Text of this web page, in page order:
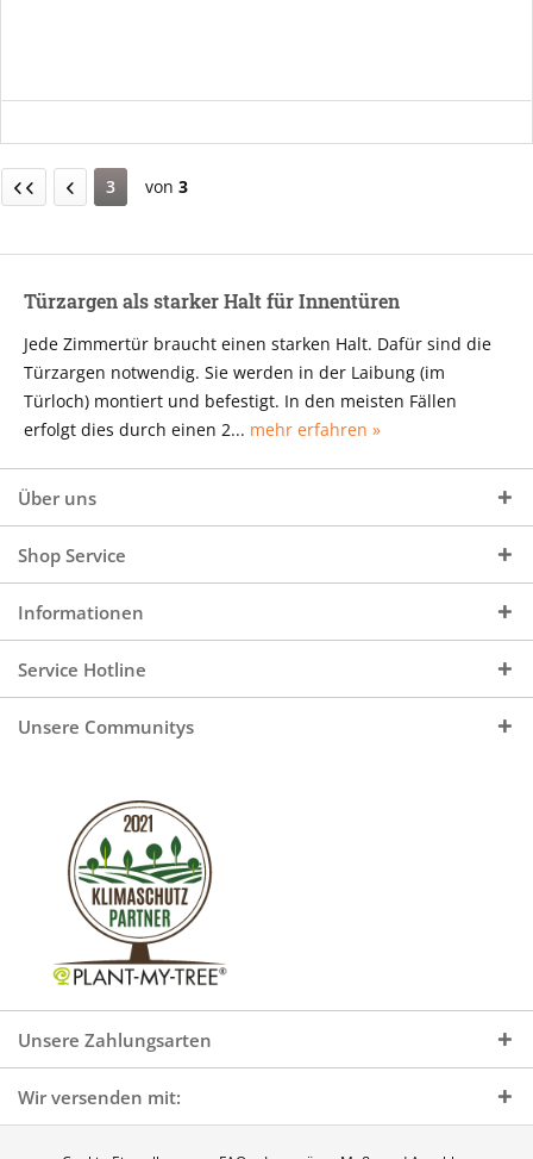
3 von 3
Türzargen als starker Halt für Innentüren
Jede Zimmertür braucht einen starken Halt. Dafür sind die
Türzargen notwendig. Sie werden in der Laibung (im
Türloch) montiert und befestigt. In den meisten Fällen
erfolgt dies durch einen 2... mehr erfahren »
Über uns
Shop Service
Informationen
Service Hotline
Unsere Communitys
Unsere Zahlungsarten
Wir versenden mit: